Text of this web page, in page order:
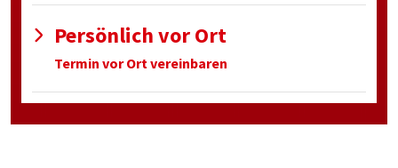
Persönlich vor Ort
Termin vor Ort vereinbaren